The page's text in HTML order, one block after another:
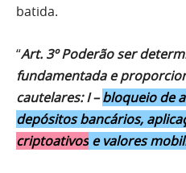
batida.
“Art. 3º Poderão ser
fundamentada e
cautelares: I –bloqueio de
depósitos bancários,
criptoativos e valores